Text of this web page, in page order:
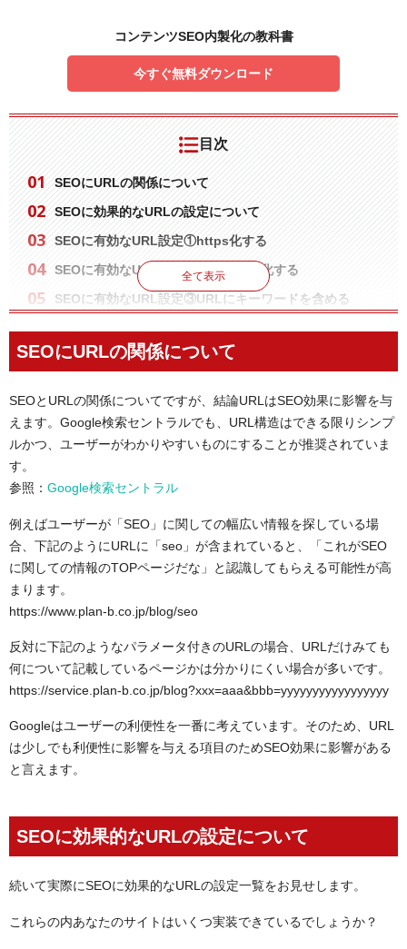
コンテンツSEO内製化の教科書
今すぐ無料ダウンロード
目次
SEOにURLの関係について
SEOに効果的なURLの設定について
SEOに有効なURL設定①https化する
SEOに有効なURL設定②URLを正規化する
SEOに有効なURL設定③URLにキーワードを含める
SEOに有効なURL設定④URLは英単語で構成する
日本語URLはSEO的に使用しないほうがいいのか？
SEOに有効なURL設定⑤単語間の区切にハイフンを利用
する
SEOに有効なURL設定⑥URLはできるだけ簡潔にする
SEOに有効なURL設定⑦シンプルで分かりやすいディレ
まとめ
全て表示
SEOにURLの関係について
SEOとURLの関係についてですが、結論URLはSEO効果に影響を与
えます。Google検索セントラルでも、URL構造はできる限りシンプ
ルかつ、ユーザーがわかりやすいものにすることが推奨されていま
す。
参照： Google検索セントラル
例えばユーザーが「SEO」に関しての幅広い情報を探している場
合、下記のようにURLに「seo」が含まれていると、「これがSEO
に関しての情報のTOPページだな」と認識してもらえる可能性が高
まります。
https://www.plan-b.co.jp/blog/seo
反対に下記のようなパラメータ付きのURLの場合、URLだけみても
何について記載しているページかは分かりにくい場合が多いです。
https://service.plan-b.co.jp/blog?xxx=aaa&bbb=yyyyyyyyyyyyyyyyy
Googleはユーザーの利便性を一番に考えています。そのため、URL
は少しでも利便性に影響を与える項目のためSEO効果に影響がある
と言えます。
SEOに効果的なURLの設定について
続いて実際にSEOに効果的なURLの設定一覧をお見せします。
これらの内あなたのサイトはいくつ実装できているでしょうか？